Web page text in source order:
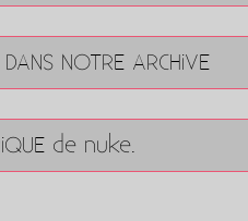
DANS NOTRE ARCHiVE
de nuke.